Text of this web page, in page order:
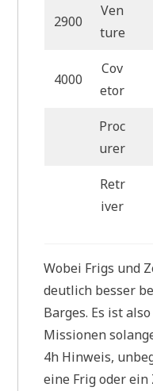
2900
Ven
ture
4000
Cov
etor
Proc
urer
Retr
iver
Wobei Frigs und
deutlich besser
Barges. Es ist
Missionen
4h Hinweis,
eine Frig oder